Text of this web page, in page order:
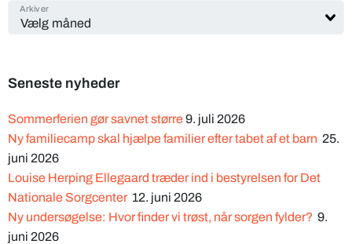
Arkiver
Seneste nyheder
Sommerferien gør savnet større9. juli 2026
Ny familiecamp skal hjælpe familier efter tabet af et barn 25.
juni 2026
Louise Herping Ellegaard træder ind i bestyrelsen for Det
Nationale Sorgcenter 12. juni 2026
Ny undersøgelse: Hvor finder vi trøst, når sorgen fylder? 9.
juni 2026